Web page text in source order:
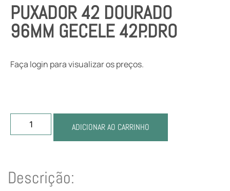
PUXADOR 42 DOURADO
96MM GECELE 42P.DRO
Faça login para visualizar os preços.
ADICIONAR AO CARRINHO
Descrição: